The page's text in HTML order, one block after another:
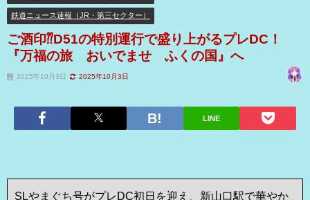
鉄道ニュース速報（JR・第三セクター）
ご酒印⁇D51の特別運行で盛り上がるプレDC！
『万福の旅 おいでませ ふくの国』へ
2025年10月3日 2025年10月3日
LINE
SLやまぐち号がプレDC初日を迎え、新山口駅で華やか